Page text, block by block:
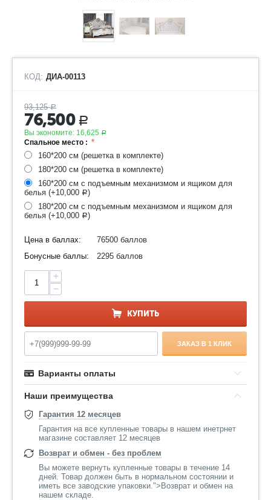
КОД: ДИА-00113
93,125 Р
76,500 Р
Вы экономите: 16,625 Р
Спальное место :
160*200 см (решетка в комплекте)
180*200 см (решетка в комплекте)
160*200 см с подъемным механизмом и ящиком для
белья (+10,000 Р)
180*200 см с подъемным механизмом и ящиком для
белья (+10,000 Р)
Цена в баллах:
76500 баллов
Бонусные баллы:
2295 баллов
+
−
КУПИТЬ
ЗАКАЗ В 1 КЛИК
Варианты оплаты
Наши преимущества
Гарантия 12 месяцев
Гарантия на все купленные товары в нашем инетрнет
магазине составляет 12 месяцев
Возврат и обмен - без проблем
Вы можете вернуть купленные товары в течение 14
дней. Товар должен быть в нормальном состоянии и
иметь все заводские упаковки.">Возврат и обмен на
нашем складе.